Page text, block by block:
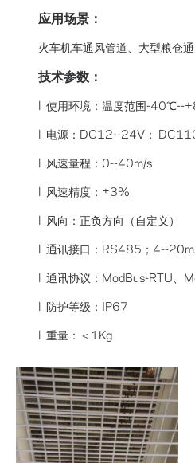
应用场景：
火车机车通风管道、大型粮仓
技术参数：
l 使用环境：温度范围-40℃--
l 电源：DC12--24V；
l 风速量程：0--40m/s
l 风速精度：±3%
l 风向：正负方向（自定义）
l 通讯接口：RS485；4--
l 通讯协议：ModBus-RTU、
l 防护等级：IP67
l 重量：＜1Kg